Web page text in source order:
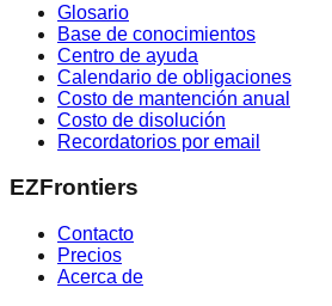
Glosario
Base de conocimientos
Centro de ayuda
Calendario de obligaciones
Costo de mantención anual
Costo de disolución
Recordatorios por email
EZFrontiers
Contacto
Precios
Acerca de